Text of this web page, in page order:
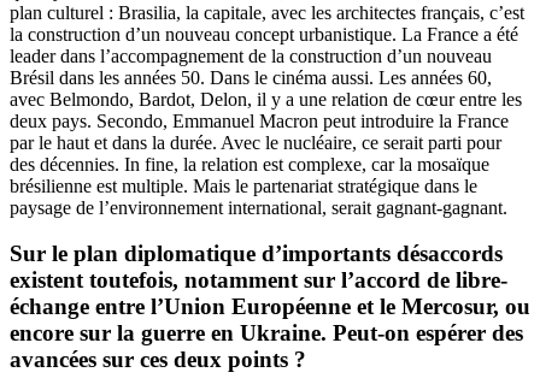
plan culturel : Brasilia, la capitale, avec les architectes français, c’est
la construction d’un nouveau concept urbanistique. La France a été
leader dans l’accompagnement de la construction d’un nouveau
Brésil dans les années 50. Dans le cinéma aussi. Les années 60,
avec Belmondo, Bardot, Delon, il y a une relation de cœur entre les
deux pays. Secondo, Emmanuel Macron peut introduire la France
par le haut et dans la durée. Avec le nucléaire, ce serait parti pour
des décennies. In fine, la relation est complexe, car la mosaïque
brésilienne est multiple. Mais le partenariat stratégique dans le
paysage de l’environnement international, serait gagnant-gagnant.
Sur le plan diplomatique d’importants désaccords
existent toutefois, notamment sur l’accord de libre-
échange entre l’Union Européenne et le Mercosur, ou
encore sur la guerre en Ukraine. Peut-on espérer des
avancées sur ces deux points ?